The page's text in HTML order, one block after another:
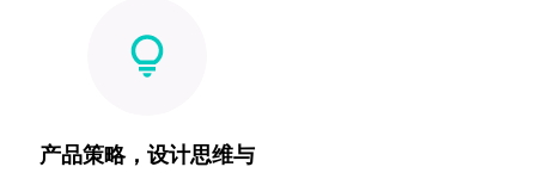
产品策略，设计思维与